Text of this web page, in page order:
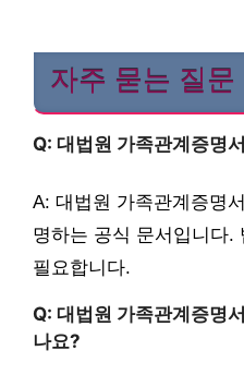
자주 묻는 질문
Q: 대법원 가족관계증명
A: 대법원 가족관계증명
명하는 공식 문서입니다.
필요합니다.
Q: 대법원 가족관계증명
나요?